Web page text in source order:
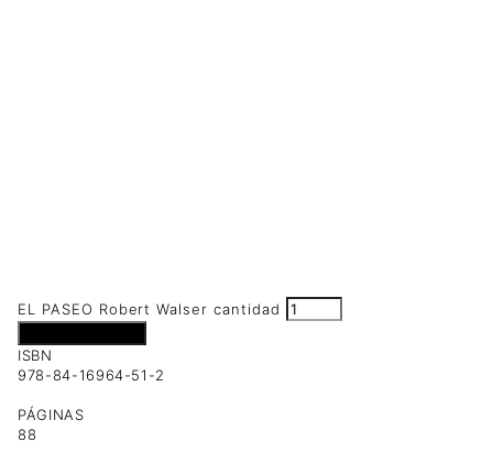
EL PASEO Robert Walser cantidad
ISBN
978-84-16964-51-2
PÁGINAS
88